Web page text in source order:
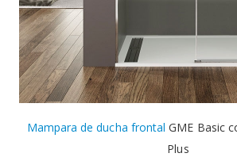
Mampara de ducha frontal GME Basic
Plus